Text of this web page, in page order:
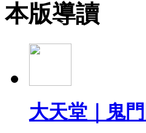
本版導讀
大天堂｜鬼